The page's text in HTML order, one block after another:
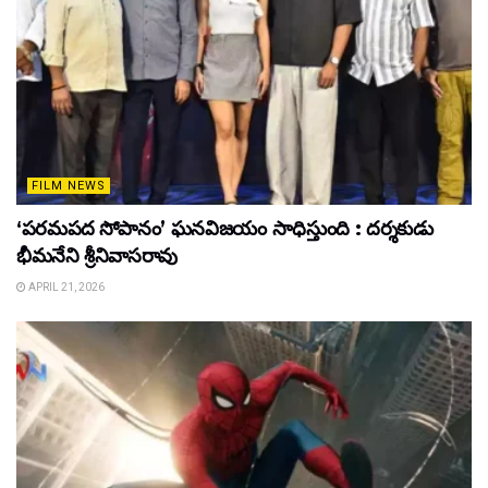
FILM NEWS
‘పరమపద సోపానం’ ఘనవిజయం సాధిస్తుంది : దర్శకుడు
భీమనేని శ్రీనివాసరావు
APRIL 21, 2026